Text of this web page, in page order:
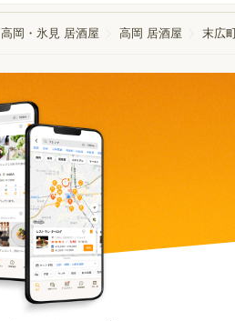
高岡・氷見 居酒屋 高岡 居酒屋 末広